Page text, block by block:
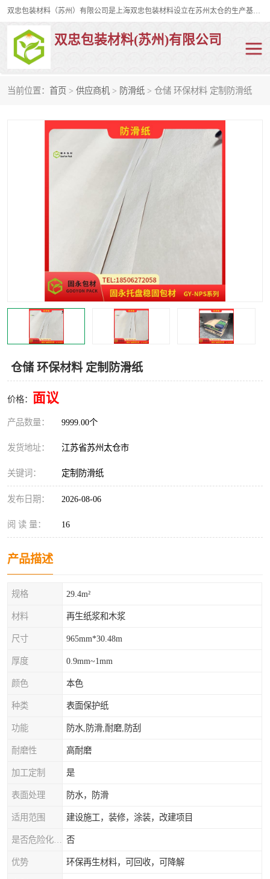
双忠包装材料（苏州）有限公司是上海双忠包装材料设立在苏州太仓的生产基地，占地约2万平米，产品主要有打孔缠绕膜，拉伸蜂窝纸，集装箱充气袋，滑托板，打包带，裹包网兜，防滑纸等箱体和托盘的运输和保护性包材。固永包材®，GooYon Pack®，是我们保护性包装材料的专属品牌。
双忠包装材料(苏州)有限公司
当前位置： 首页 > 供应商机 > 防滑纸 > 仓储 环保材料 定制防滑纸
仓储 环保材料 定制防滑纸
价格： 面议
产品数量： 9999.00个
发货地址： 江苏省苏州太仓市
关键词： 定制防滑纸
发布日期： 2026-08-06
阅 读 量： 16
产品描述
规格 29.4m²
材料 再生纸浆和木浆
尺寸 965mm*30.48m
厚度 0.9mm~1mm
颜色 本色
种类 表面保护纸
功能 防水,防滑,耐磨,防刮
耐磨性 高耐磨
加工定制 是
表面处理 防水，防滑
适用范围 建设施工，装修，涂装，改建项目
否
优势 环保再生材料，可回收，可降解
裹包网兜 纤维打包带
缠绕膜